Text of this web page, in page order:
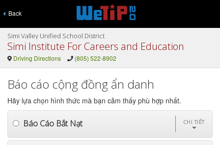
Back
Simi Valley Unified School District
Simi Institute For Careers and Education
Driving Directions (805) 522-8902
Báo cáo cộng đồng ẩn danh
Hãy lựa chọn hình thức mà bạn cảm thấy phù hợp nhất.
Báo Cáo Bắt Nạt CHI TIẾT